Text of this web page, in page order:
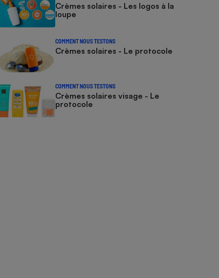
Crèmes solaires - Les logos à la
loupe
COMMENT NOUS TESTONS
Crèmes solaires - Le protocole
COMMENT NOUS TESTONS
Crèmes solaires visage - Le
protocole